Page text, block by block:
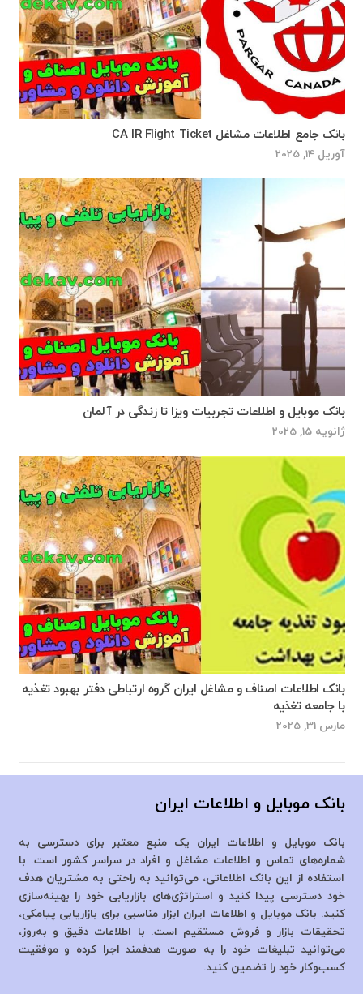
بانک جامع اطلاعات مشاغل CA IR Flight Ticket
آوریل 14, 2025
بانک موبایل و اطلاعات تجربیات ویزا تا زندگی در آلمان
ژانویه 15, 2025
بانک اطلاعات اصناف و مشاغل ایران گروه ارتباطی دفتر بهبود تغذیه
با جامعه تغذیه
مارس 31, 2025
بانک موبایل و اطلاعات ایران
بانک موبایل و اطلاعات ایران یک منبع معتبر برای دسترسی به
شماره‌های تماس و اطلاعات مشاغل و افراد در سراسر کشور است. با
استفاده از این بانک اطلاعاتی، می‌توانید به راحتی به مشتریان هدف
خود دسترسی پیدا کنید و استراتژی‌های بازاریابی خود را بهینه‌سازی
کنید. بانک موبایل و اطلاعات ایران ابزار مناسبی برای بازاریابی پیامکی،
تحقیقات بازار و فروش مستقیم است. با اطلاعات دقیق و به‌روز،
می‌توانید تبلیغات خود را به صورت هدفمند اجرا کرده و موفقیت
کسب‌وکار خود را تضمین کنید.